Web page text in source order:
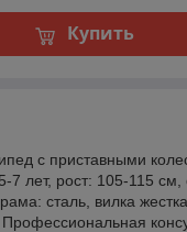
Купить
с приставными
7 лет, рост: 105-115
сталь, вилка